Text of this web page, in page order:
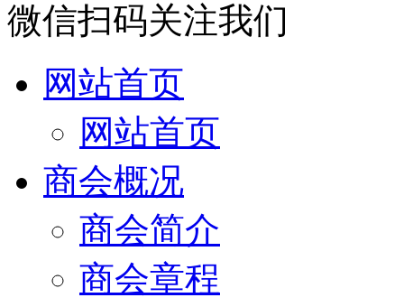
微信扫码关注我们
网站首页
网站首页
商会概况
商会简介
商会章程